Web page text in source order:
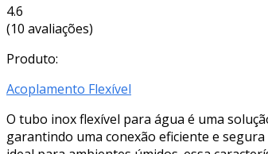
4.6
(10 avaliações)
Produto:
Acoplamento Flexível
O tubo inox flexível para água é uma
garantindo uma conexão eficiente e